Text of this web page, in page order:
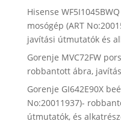
Hisense
mosógép (ART
javítási útmutatók és
Gorenje MVC72FW
robbantott ábra,
Gorenje GI642E90X
No:20011937)-
útmutatók, és